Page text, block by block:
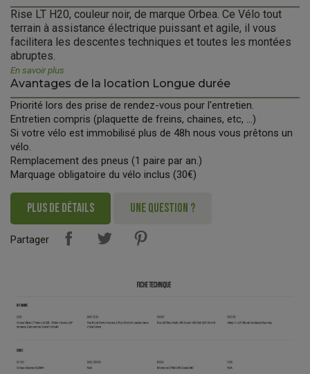
Rise LT H20, couleur noir, de marque Orbea. Ce Vélo tout
terrain à assistance électrique puissant et agile, il vous
facilitera les descentes techniques et toutes les montées
abruptes.
En savoir plus
Avantages de la location Longue durée
Priorité lors des prise de rendez-vous pour l'entretien.
Entretien compris (plaquette de freins, chaines, etc, ...)
Si votre vélo est immobilisé plus de 48h nous vous prêtons un
vélo.
Remplacement des pneus (1 paire par an.)
Marquage obligatoire du vélo inclus (30€)
PLUS DE DÉTAILS UNE QUESTION ?
Partager